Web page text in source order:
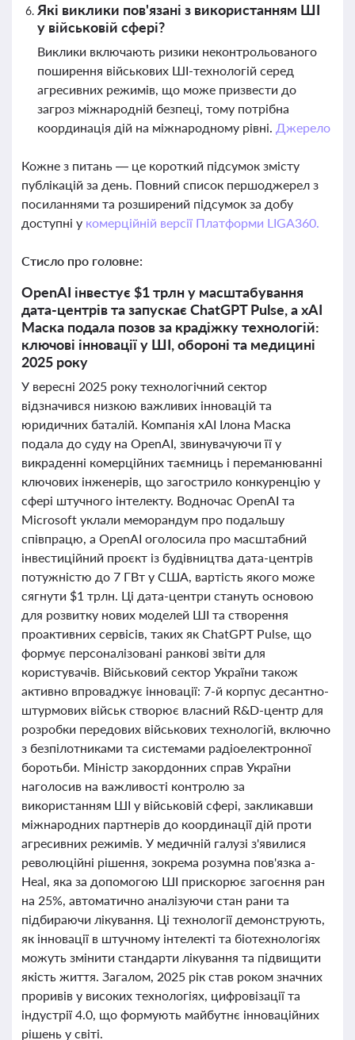
Які виклики пов'язані з використанням ШІ
у військовій сфері?
Виклики включають ризики неконтрольованого
поширення військових ШІ-технологій серед
агресивних режимів, що може призвести до
загроз міжнародній безпеці, тому потрібна
координація дій на міжнародному рівні. Джерело
Кожне з питань — це короткий підсумок змісту
публікацій за день. Повний список першоджерел з
посиланнями та розширений підсумок за добу
доступні у комерційній версії Платформи LIGA360.
Стисло про головне:
OpenAI інвестує $1 трлн у масштабування
дата-центрів та запускає ChatGPT Pulse, а xAI
Маска подала позов за крадіжку технологій:
ключові інновації у ШІ, обороні та медицині
2025 року
У вересні 2025 року технологічний сектор
відзначився низкою важливих інновацій та
юридичних баталій. Компанія xAI Ілона Маска
подала до суду на OpenAI, звинувачуючи її у
викраденні комерційних таємниць і переманюванні
ключових інженерів, що загострило конкуренцію у
сфері штучного інтелекту. Водночас OpenAI та
Microsoft уклали меморандум про подальшу
співпрацю, а OpenAI оголосила про масштабний
інвестиційний проєкт із будівництва дата-центрів
потужністю до 7 ГВт у США, вартість якого може
сягнути $1 трлн. Ці дата-центри стануть основою
для розвитку нових моделей ШІ та створення
проактивних сервісів, таких як ChatGPT Pulse, що
формує персоналізовані ранкові звіти для
користувачів. Військовий сектор України також
активно впроваджує інновації: 7-й корпус десантно-
штурмових військ створює власний R&D-центр для
розробки передових військових технологій, включно
з безпілотниками та системами радіоелектронної
боротьби. Міністр закордонних справ України
наголосив на важливості контролю за
використанням ШІ у військовій сфері, закликавши
міжнародних партнерів до координації дій проти
агресивних режимів. У медичній галузі з'явилися
революційні рішення, зокрема розумна пов'язка a-
Heal, яка за допомогою ШІ прискорює загоєння ран
на 25%, автоматично аналізуючи стан рани та
підбираючи лікування. Ці технології демонструють,
як інновації в штучному інтелекті та біотехнологіях
можуть змінити стандарти лікування та підвищити
якість життя. Загалом, 2025 рік став роком значних
проривів у високих технологіях, цифровізації та
індустрії 4.0, що формують майбутнє інноваційних
рішень у світі.